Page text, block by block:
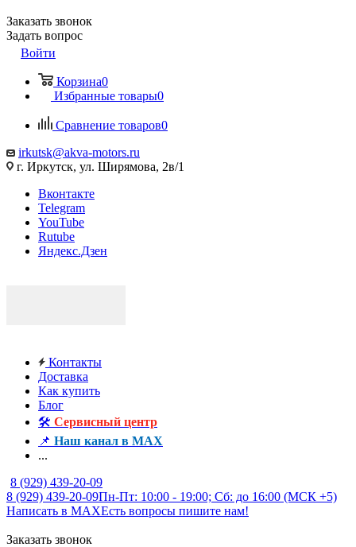
Заказать звонок
Задать вопрос
Войти
Корзина0
Избранные товары0
Сравнение товаров0
irkutsk@akva-motors.ru
г. Иркутск, ул. Ширямова, 2в/1
Вконтакте
Telegram
YouTube
Rutube
Яндекс.Дзен
Контакты
Доставка
Как купить
Блог
🛠️ Сервисный центр
📌 Наш канал в MAX
...
8 (929) 439-20-09
8 (929) 439-20-09Пн-Пт: 10:00 - 19:00; Сб: до 16:00 (МСК +5)
Написать в MAXЕсть вопросы пишите нам!
Заказать звонок